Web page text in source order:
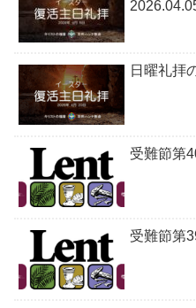
日曜礼拝
受難節第
受難節第